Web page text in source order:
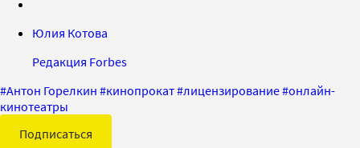
Юлия Котова
Редакция Forbes
#Антон Горелкин #кинопрокат#лицензирование#онлайн-
кинотеатры
Подписаться